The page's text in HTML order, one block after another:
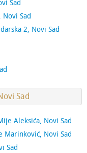
Sad
Sad
2, Novi Sad
Sad
Aleksića, Novi Sad
Marinković, Novi Sad
Sad